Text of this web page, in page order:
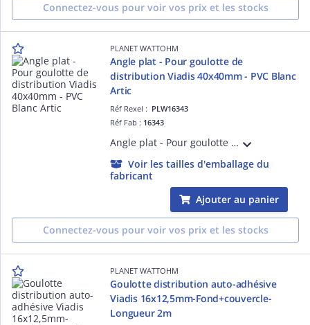
Connectez-vous pour voir vos prix et les stocks
PLANET WATTOHM
Angle plat - Pour goulotte de
distribution Viadis 40x40mm - PVC Blanc
Artic
Réf Rexel : PLW16343
Réf Fab : 16343
Angle plat - Pour goulotte de distribution Viadis 40x40mm - PVC Blanc Artic
Voir les tailles d'emballage du
fabricant
Ajouter au panier
Connectez-vous pour voir vos prix et les stocks
PLANET WATTOHM
Goulotte distribution auto-adhésive
Viadis 16x12,5mm-Fond+couvercle-
Longueur 2m